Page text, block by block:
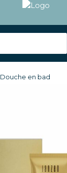
Douche en bad